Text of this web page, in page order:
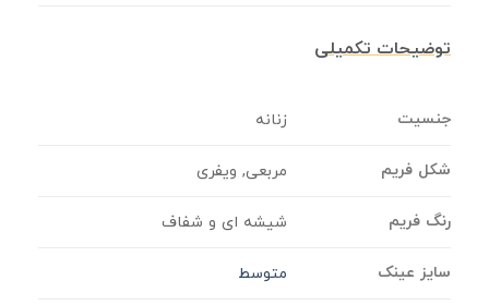
توضیحات تکمیلی
جنسیت زنانه
شکل فریم مربعی, ویفری
رنگ فریم شیشه ای و شفاف
سایز عینک متوسط